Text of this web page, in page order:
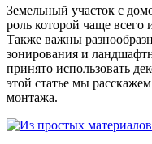
Земельный участок с
роль которой чаще всего
Также важны
зонирования и
принято использовать
этой статье мы
монтажа.